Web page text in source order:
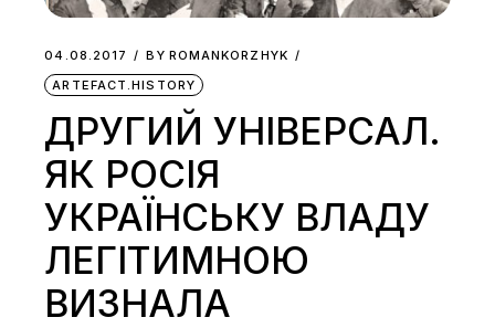
04.08.2017 BY ROMANKORZHYK
ARTEFACT.HISTORY
ДРУГИЙ УНІВЕРСАЛ.
ЯК РОСІЯ
УКРАЇНСЬКУ ВЛАДУ
ЛЕГІТИМНОЮ
ВИЗНАЛА